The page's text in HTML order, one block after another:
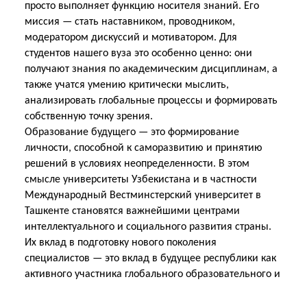
просто выполняет функцию носителя знаний. Его
миссия — стать наставником, проводником,
модератором дискуссий и мотиватором. Для
студентов нашего вуза это особенно ценно: они
получают знания по академическим дисциплинам, а
также учатся умению критически мыслить,
анализировать глобальные процессы и формировать
собственную точку зрения.
Образование будущего — это формирование
личности, способной к саморазвитию и принятию
решений в условиях неопределенности. В этом
смысле университеты Узбекистана и в частности
Международный Вестминстерский университет в
Ташкенте становятся важнейшими центрами
интеллектуального и социального развития страны.
Их вклад в подготовку нового поколения
специалистов — это вклад в будущее республики как
активного участника глобального образовательного и